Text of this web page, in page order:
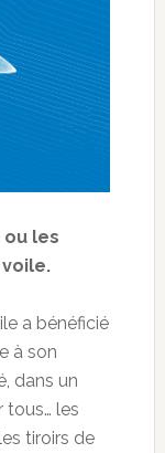
ou les
a bénéficié
à son
dans un
tous… les
tiroirs de